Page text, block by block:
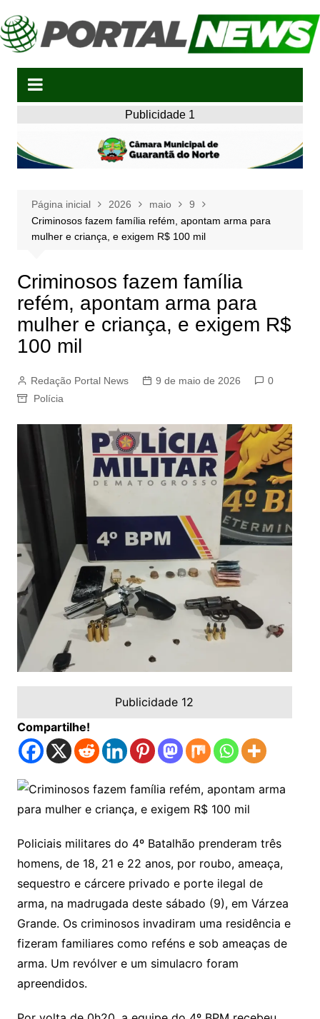
para
o
Publicidade 1
Página inicial 2026 maio
9
Criminosos fazem família refém, apontam arma para
mulher e criança, e exigem R$ 100 mil
Criminosos fazem família
refém, apontam arma para
mulher e criança, e exigem R$
100 mil
Redação Portal News 9 de maio de 2026
0
Polícia
Publicidade 12
Compartilhe!
Policiais militares do 4º Batalhão prenderam três
homens, de 18, 21 e 22 anos, por roubo, ameaça,
sequestro e cárcere privado e porte ilegal de
arma, na madrugada deste sábado (9), em Várzea
Grande. Os criminosos invadiram uma residência e
fizeram familiares como reféns e sob ameaças de
arma. Um revólver e um simulacro foram
apreendidos.